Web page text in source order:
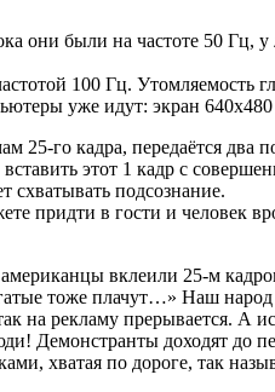
они были на частоте 50 Гц, у
100 Гц.
уже идут: экран
25-го кадра, передаётся
этот 1 кадр с
схватывать подсознание.
придти в гости и человек
вклеили 25-м
тоже плачут…» Наш народ
на рекламу прерывается.
Демонстранты доходят до
хватая по дороге, так